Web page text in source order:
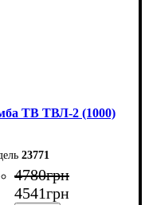
ТВ ТВЛ-2 (1000)
23771
4780грн
4541грн